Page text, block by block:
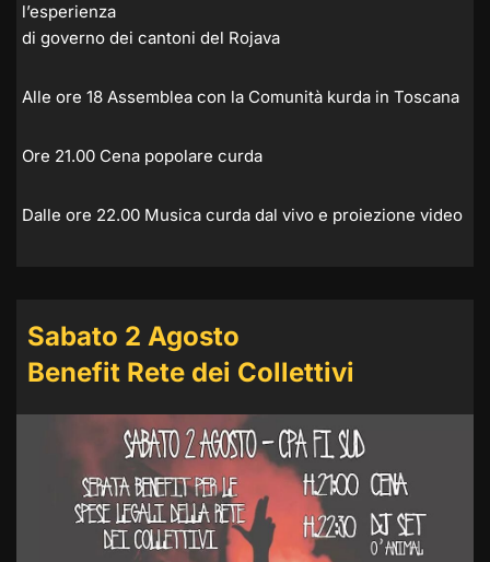
l’esperienza
di governo dei cantoni del Rojava
Alle ore 18 Assemblea con la Comunità kurda in Toscana
Ore 21.00 Cena popolare curda
Dalle ore 22.00 Musica curda dal vivo e proiezione video
Sabato 2 Agosto
Benefit Rete dei Collettivi